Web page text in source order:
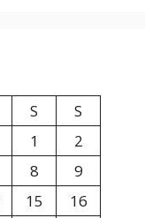
S
S
1
2
8
9
15
16